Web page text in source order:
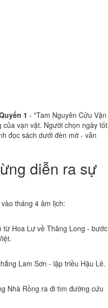
1 - "Tam Nguyên Cửu Vận
vạn vật. Người chọn ngày tốt
đọc sách dưới đèn mờ - vẫn
diễn ra sự
tháng 4 âm lịch:
từ Hoa Lư về Thăng Long - bước
Lam Sơn - lập triều Hậu Lê.
Nhà Rồng ra đi tìm đường cứu